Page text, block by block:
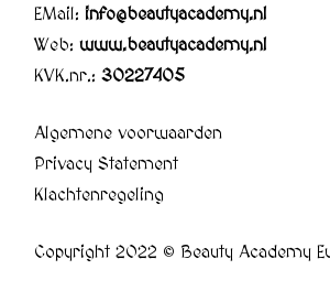
EMail: info@beautyacademy.nl
Web: www.beautyacademy.nl
KVK.nr.: 30227405
Algemene voorwaarden
Privacy Statement
Klachtenregeling
Copyright 2022 © Beauty Academy